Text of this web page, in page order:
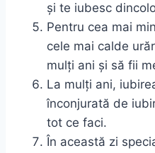
și te iubesc
Pentru cea mai
cele mai calde
mulți ani și să fii
La mulți ani,
înconjurată de
tot ce faci.
În această zi